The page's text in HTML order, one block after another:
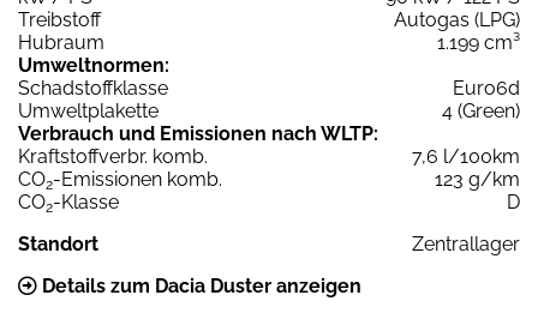
Treibstoff
Autogas (LPG)
Hubraum
1.199 cm³
Umweltnormen:
Schadstoffklasse
Euro6d
Umweltplakette
4 (Green)
Verbrauch und Emissionen nach WLTP:
Kraftstoffverbr. komb.
7,6 l/100km
CO2-Emissionen komb.
123 g/km
CO2-Klasse
D
Standort
Zentrallager
Details zum Dacia Duster anzeigen